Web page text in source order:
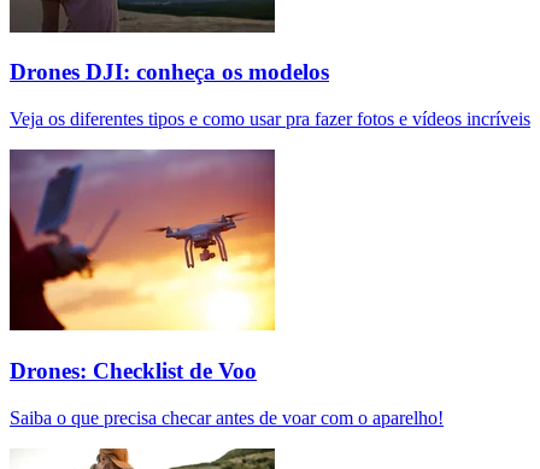
Drones DJI: conheça os modelos
Veja os diferentes tipos e como usar pra fazer fotos e vídeos incríveis
Drones: Checklist de Voo
Saiba o que precisa checar antes de voar com o aparelho!